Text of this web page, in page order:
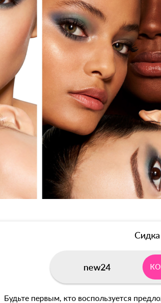
new24
Будьте первым, кто воспользуется